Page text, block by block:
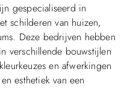
gespecialiseerd in
schilderen van huizen,
Deze bedrijven hebben
verschillende bouwstijlen
en afwerkingen
esthetiek van een